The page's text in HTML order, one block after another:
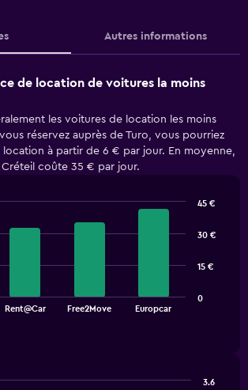
Autres informations
de location de voitures la moins
les voitures de location les moins
réservez auprès de Turo, vous pourriez
à partir de 6 € par jour. En moyenne,
coûte 35 € par jour.
Rent@Car Free2Move Europcar
0
15 €
30 €
45 €
3.6